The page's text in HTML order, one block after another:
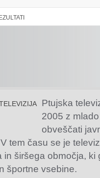
Ptujska
2005 z
obveščati
tem času se je
in širšega območja,
športne vsebine.